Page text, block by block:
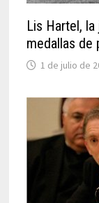
Lis Hartel,
medallas de
1 de julio de